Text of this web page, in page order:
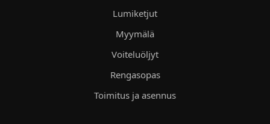
Lumiketjut
Myymälä
Voiteluöljyt
Rengasopas
Toimitus ja asennus